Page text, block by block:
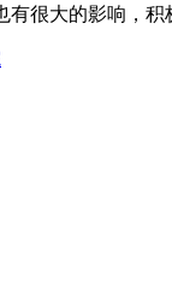
很大的影响，积